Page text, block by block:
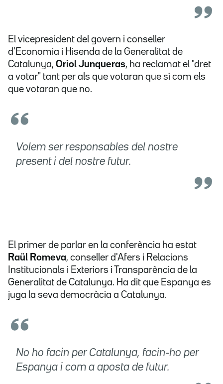
El vicepresident del govern i conseller
d'Economia i Hisenda de la Generalitat de
Catalunya, Oriol Junqueras, ha reclamat el "dret
a votar" tant per als que votaran que sí com els
que votaran que no.
Volem ser responsables del nostre
present i del nostre futur.
El primer de parlar en la conferència ha estat
Raül Romeva, conseller d'Afers i Relacions
Institucionals i Exteriors i Transparència de la
Generalitat de Catalunya. Ha dit que Espanya es
juga la seva democràcia a Catalunya.
No ho facin per Catalunya, facin-ho per
Espanya i com a aposta de futur.